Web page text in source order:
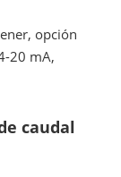
opción
20 mA,
caudal